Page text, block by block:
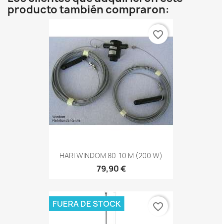
producto también compraron:
HARI WINDOM 80-10 M (200 W)
79,90 €
favorite_border
FUERA DE STOCK favorite_border